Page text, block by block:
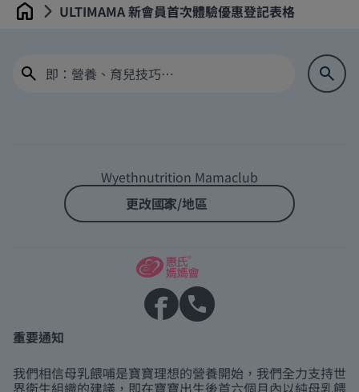
Home ULTIMAMA 新會員首次體驗優惠登記表格
Wyethnutrition Mamaclub
更改國家/地區
重要通知
我們相信母乳餵哺是寶寶理想的營養開始，我們全力支持世
界衛生組織的建議，即在寶寶出生後首六個月內以純母乳餵